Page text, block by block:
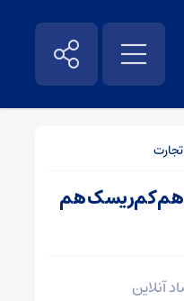
هم کم‌ریسک‌ هم
آنلاین